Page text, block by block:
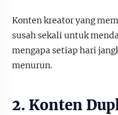
Konten kreator yang
susah sekali untuk
mengapa setiap hari
menurun.
2. Konten